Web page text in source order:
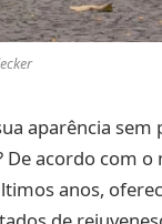
aparência
acordo com o
anos,